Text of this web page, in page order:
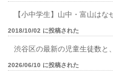
【小中学生】山中・富山はな
2018/10/02 に投稿された
渋谷区の最新の児童生徒数と
2026/06/10 に投稿された